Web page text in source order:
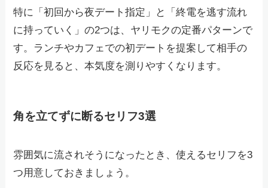
特に「初回から夜デート指定」と「終電を逃す流れ
に持っていく」の2つは、ヤリモクの定番パターンで
す。ランチやカフェでの初デートを提案して相手の
反応を見ると、本気度を測りやすくなります。
角を立てずに断るセリフ3選
雰囲気に流されそうになったとき、使えるセリフを3
つ用意しておきましょう。